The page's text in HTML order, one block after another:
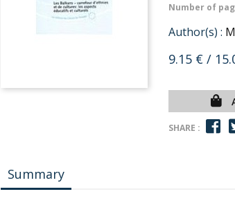
Number of
Author(s) :
9.15 € /
SHARE :
Summary